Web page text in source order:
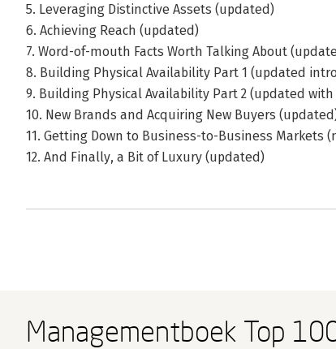
5. Leveraging Distinctive Assets (updated)
6. Achieving Reach (updated)
7. Word-of-mouth Facts Worth Talking About
8. Building Physical Availability Part 1 (updated
9. Building Physical Availability Part 2 (updated
10. New Brands and Acquiring New Buyers
11. Getting Down to Business-to-Business Markets
12. And Finally, a Bit of Luxury (updated)
Managementboek Top